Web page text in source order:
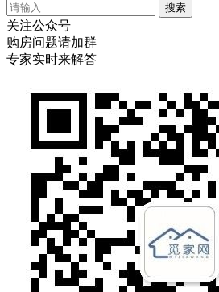
关注公众号
购房问题请加群
专家实时来解答